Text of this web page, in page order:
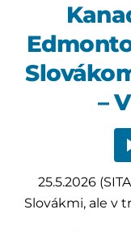
–
25.5.2026
Slovákmi, ale v